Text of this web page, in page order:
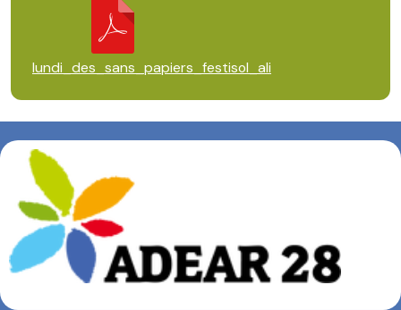
lundi_des_sans_papiers_festisol_ali